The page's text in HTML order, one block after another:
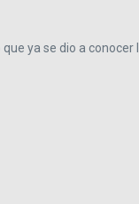
ya se dio a